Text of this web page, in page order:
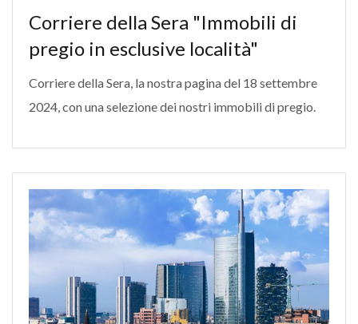
Corriere della Sera "Immobili di
pregio in esclusive località"
Corriere della Sera, la nostra pagina del 18 settembre
2024, con una selezione dei nostri immobili di pregio.